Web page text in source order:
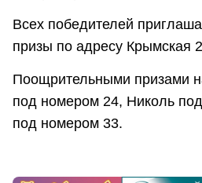
Всех победителей
призы по адресу Крымская
Поощрительными призами
под номером 24, Николь
под номером 33.